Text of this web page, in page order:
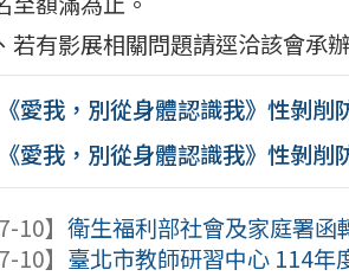
若有影展相關問題請逕洽該會承辦
《愛我，別從身體認識我》性剝削
《愛我，別從身體認識我》性剝削
10】衛生福利部社會及家庭署函
10】 臺北市教師研習中心 114年